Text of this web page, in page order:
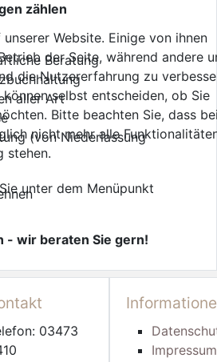
zählen
Beratung
aller Art
(von Niederlassung
unter dem Menüpunkt
- wir beraten Sie gern!
03473
Impressum
Website. Einige von ihnen
der Seite, während andere
die Nutzererfahrung zu
selbst entscheiden, ob Sie
Bitte beachten Sie, dass
nicht mehr alle
stehen.